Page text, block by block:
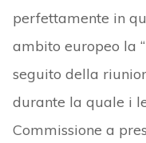
perfettamente in
ambito europeo la
seguito della
durante la quale i
Commissione a